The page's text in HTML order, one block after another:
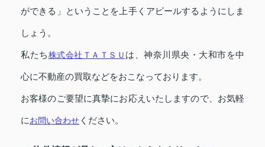
ができる」ということを上手くアピールするようにしま
しょう。
私たち株式会社ＴＡＴＳＵ は、神奈川県央・大和市を中
心に不動産の買取などをおこなっております。
お客様のご要望に真摯にお応えいたしますので、お気軽
にお問い合わせ ください。